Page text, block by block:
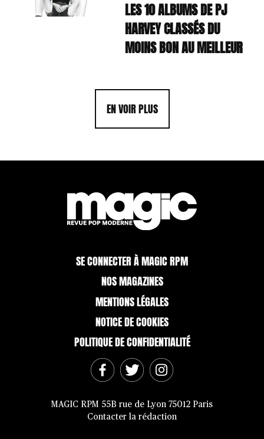
LES 10 ALBUMS DE PJ
HARVEY CLASSÉS DU
MOINS BON AU MEILLEUR
EN VOIR PLUS
SE CONNECTER À MAGIC RPM
NOS MAGAZINES
MENTIONS LÉGALES
NOTICE DE COOKIES
POLITIQUE DE CONFIDENTIALITÉ
MAGIC RPM 55B rue de Lyon 75012 Paris
Contacter la rédaction